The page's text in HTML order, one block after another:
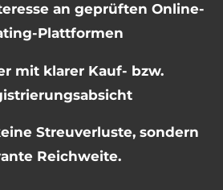
an geprüften Online-
Plattformen
mit klarer Kauf- bzw.
Streuverluste, sondern
Reichweite.